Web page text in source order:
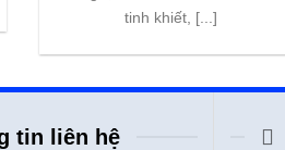
tinh khiết, [...]
tin liên hệ